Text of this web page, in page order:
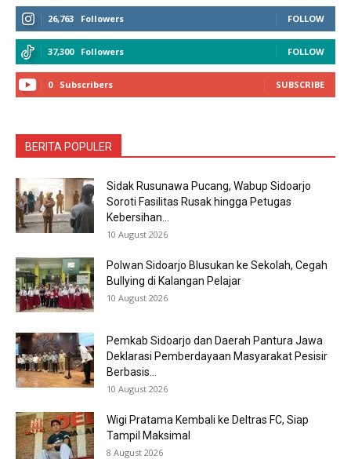
26,763 Followers FOLLOW
37,300 Followers FOLLOW
0 Subscribers SUBSCRIBE
BERITA POPULER
Sidak Rusunawa Pucang, Wabup Sidoarjo
Soroti Fasilitas Rusak hingga Petugas
Kebersihan...
10 August 2026
Polwan Sidoarjo Blusukan ke Sekolah, Cegah
Bullying di Kalangan Pelajar
10 August 2026
Pemkab Sidoarjo dan Daerah Pantura Jawa
Deklarasi Pemberdayaan Masyarakat Pesisir
Berbasis...
10 August 2026
Wigi Pratama Kembali ke Deltras FC, Siap
Tampil Maksimal
8 August 2026